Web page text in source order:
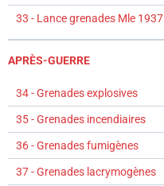
33 - Lance grenades Mle 1937
APRÈS-GUERRE
34 - Grenades explosives
35 - Grenades incendiaires
36 - Grenades fumigènes
37 - Grenades lacrymogènes